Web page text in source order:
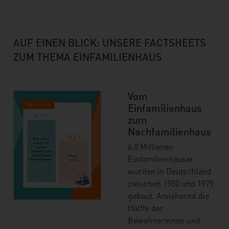
AUF EINEN BLICK: UNSERE FACTSHEETS
ZUM THEMA EINFAMILIENHAUS
Vom
Einfamilienhaus
zum
Nachfamilienhaus
6,8 Millionen
Einfamilienhäuser
wurden in Deutschland
zwischen 1950 und 1979
gebaut. Annähernd die
Hälfte der
Bewohnerinnen und